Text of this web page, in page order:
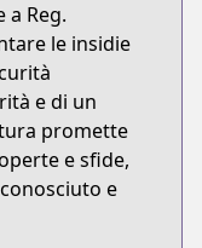
Reg.
le insidie
e di un
promette
e sfide,
e